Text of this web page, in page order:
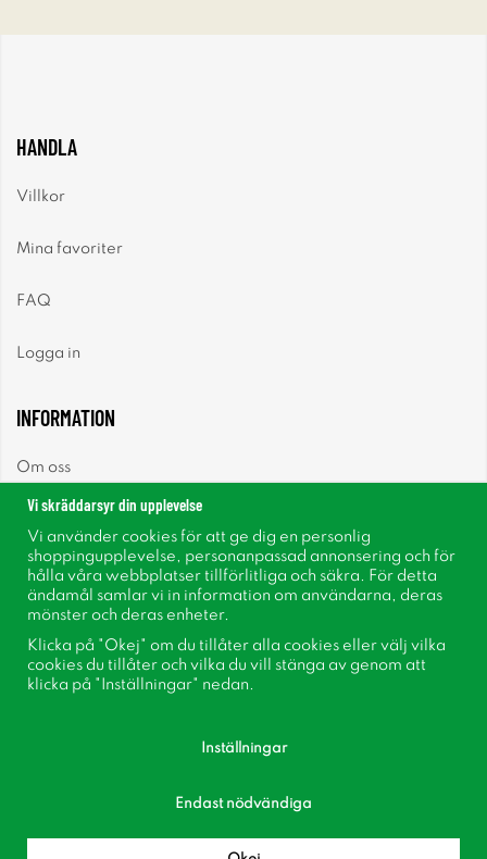
HANDLA
Villkor
Mina favoriter
FAQ
Logga in
INFORMATION
Om oss
Nyhetsbrev
Om cookies
Inspiration
Vi skräddarsyr din upplevelse
Vi använder cookies för att ge dig en personlig
shoppingupplevelse, personanpassad annonsering och för
hålla våra webbplatser tillförlitliga och säkra. För detta
ändamål samlar vi in information om användarna, deras
mönster och deras enheter.
Klicka på "Okej" om du tillåter alla cookies eller välj vilka
cookies du tillåter och vilka du vill stänga av genom att
klicka på "Inställningar" nedan.
Inställningar
Endast nödvändiga